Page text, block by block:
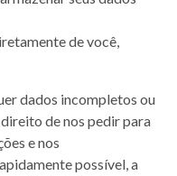
de você,
dados incompletos ou
de nos pedir para
e nos
possível, a